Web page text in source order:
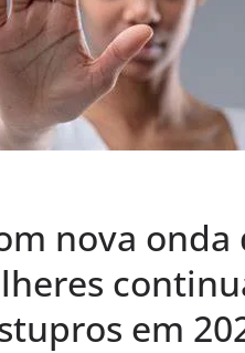
nova
em